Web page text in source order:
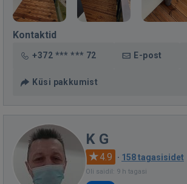
Kontaktid
+372 *** *** 72 E-post
Küsi pakkumist
K G
4.9 · 158 tagasisidet
Oli saidil: 9 h tagasi